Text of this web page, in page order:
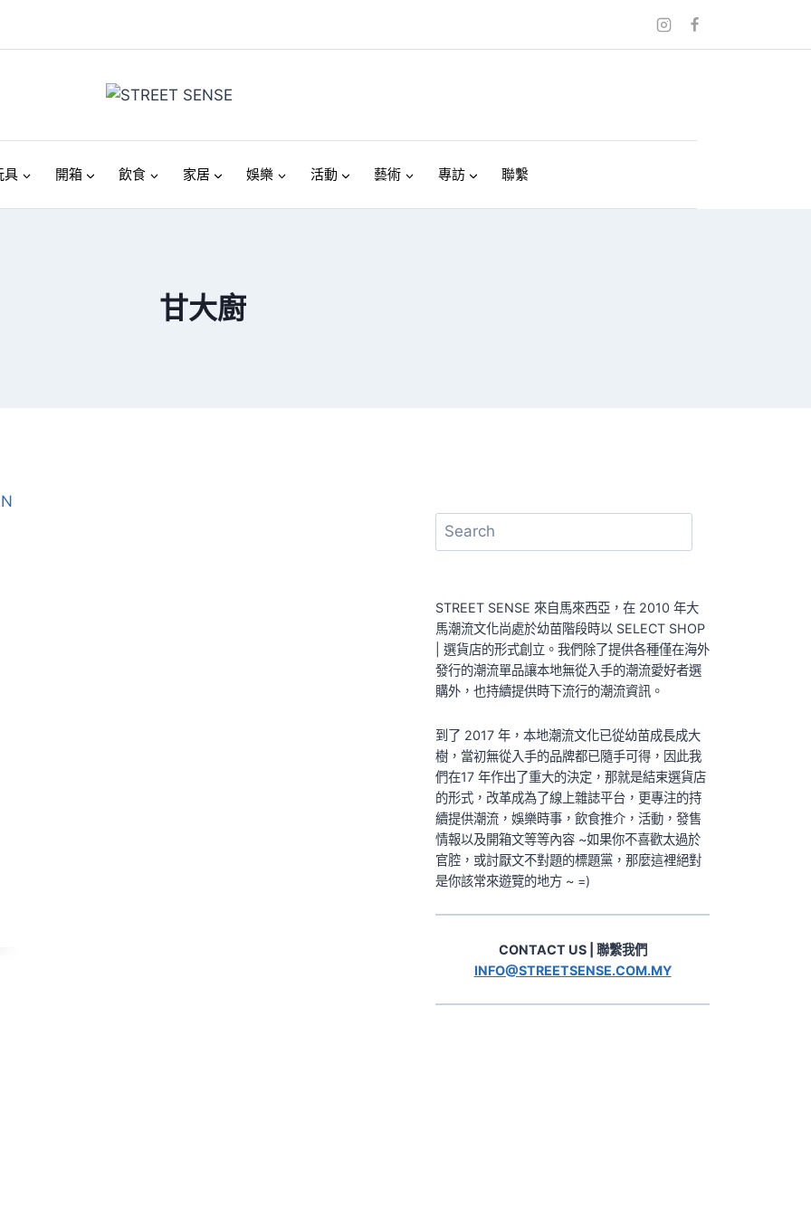
具 開箱 飲食 家居 娛樂 活動 藝術 專訪 聯繫
甘大廚
搜
尋
STREET SENSE 來自馬來西亞，在 2010 年大
馬潮流文化尚處於幼苗階段時以 SELECT SHOP
| 選貨店的形式創立。我們除了提供各種僅在海外
發行的潮流單品讓本地無從入手的潮流愛好者選
購外，也持續提供時下流行的潮流資訊。
到了 2017 年，本地潮流文化已從幼苗成長成大
樹，當初無從入手的品牌都已隨手可得，因此我
們在17 年作出了重大的決定，那就是結束選貨店
的形式，改革成為了線上雜誌平台，更專注的持
續提供潮流，娛樂時事，飲食推介，活動，發售
情報以及開箱文等等內容 ~如果你不喜歡太過於
官腔，或討厭文不對題的標題黨，那麼這裡絕對
是你該常來遊覽的地方 ~ =)
CONTACT US | 聯繫我們
INFO@STREETSENSE.COM.MY